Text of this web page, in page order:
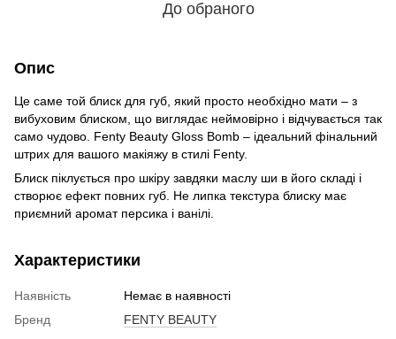
До обраного
Опис
Це саме той блиск для губ, який просто необхідно мати – з
вибуховим блиском, що виглядає неймовірно і відчувається так
само чудово. Fenty Beauty Gloss Bomb – ідеальний фінальний
штрих для вашого макіяжу в стилі Fenty.
Блиск піклується про шкіру завдяки маслу ши в його складі і
створює ефект повних губ. Не липка текстура блиску має
приємний аромат персика і ванілі.
Характеристики
Наявність
Немає в наявності
Бренд
FENTY BEAUTY